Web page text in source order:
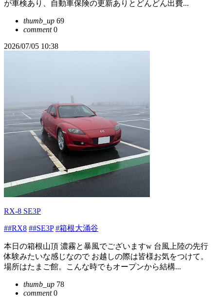
が車検あり、自動車保険の更新ありとどんどん出費...
thumb_up 69
comment0
2026/07/05 10:38
RX-8 SE3P
##RX8 ##SE3P #箱根大涌谷
本日の箱根山頂 濃霧と暴風でございますw 台風上陸の先行
体験みたいな感じなので お越しの際は皆様お気をつけて。
場所はたまご館。こんな時でもオープンから結構...
thumb_up 78
comment0